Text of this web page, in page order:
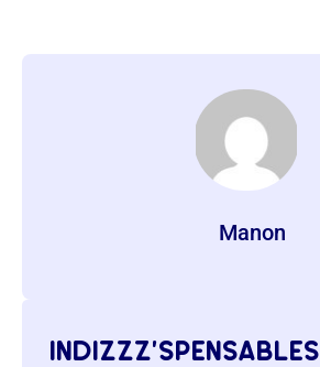
Manon
indizzz’spensables